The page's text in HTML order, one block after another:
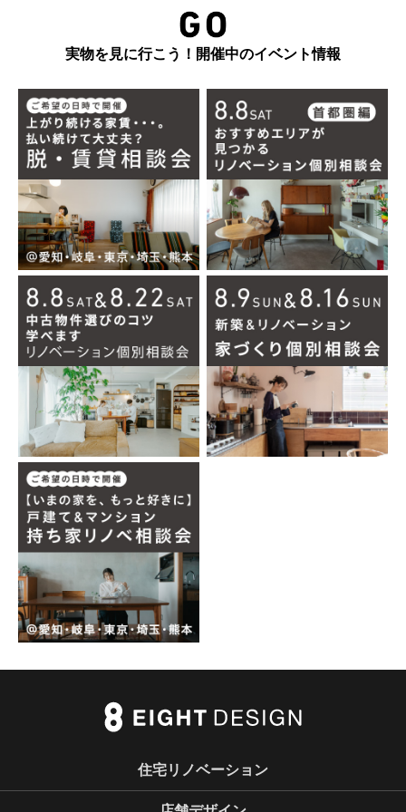
実物を見に行こう！開催中のイベント情報
住宅リノベーション